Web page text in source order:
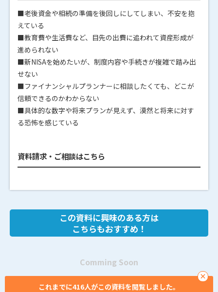
■老後資金や相続の準備を後回しにしてしまい、不安を抱
えている
■教育費や生活費など、目先の出費に追われて資産形成が
進められない
■新NISAを始めたいが、制度内容や手続きが複雑で踏み出
せない
■ファイナンシャルプランナーに相談したくても、どこが
信頼できるのかわからない
■具体的な数字や将来プランが見えず、漠然と将来に対す
る恐怖を感じている
資料請求・ご相談はこちら
この資料に興味のある方は
こちらもおすすめ！
Comming Soon
×
これまでに416人がこの資料を閲覧しました。